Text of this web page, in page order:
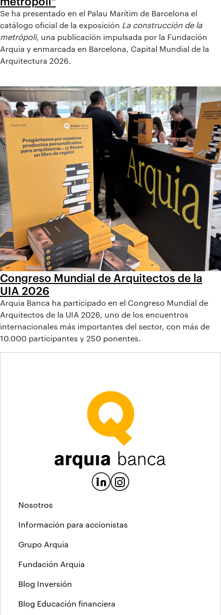
Se ha presentado en el Palau Marítim de Barcelona el
catálogo oficial de la exposición La construcción de la
metrópoli, una publicación impulsada por la Fundación
Arquia y enmarcada en Barcelona, Capital Mundial de la
Arquitectura 2026.
Congreso Mundial de Arquitectos de la
UIA 2026
Arquia Banca ha participado en el Congreso Mundial de
Arquitectos de la UIA 2026, uno de los encuentros
internacionales más importantes del sector, con más de
10.000 participantes y 250 ponentes.
Nosotros
Información para accionistas
Grupo Arquia
Fundación Arquia
Blog Inversión
Blog Educación financiera